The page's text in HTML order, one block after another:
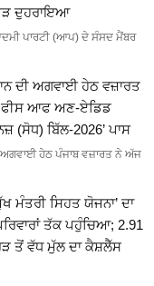
ਦੁਹਰਾਇਆ
ਪਾਰਟੀ (ਆਪ) ਦੇ ਸੰਸਦ ਮੈਂਬਰ
ਦੀ ਅਗਵਾਈ ਹੇਠ ਵਜ਼ਾਰਤ
ਫੀਸ ਆਫ ਅਣ-ਏਡਿਡ
ਬਿੱਲ-2026’ ਪਾਸ
ਹੇਠ ਪੰਜਾਬ ਵਜ਼ਾਰਤ ਨੇ ਅੱਜ
ਮੰਤਰੀ ਸਿਹਤ ਯੋਜਨਾ’ ਦਾ
ਤੱਕ ਪਹੁੰਚਿਆ; 2.91
ਤੋਂ ਵੱਧ ਮੁੱਲ ਦਾ ਕੈਸ਼ਲੈੱਸ